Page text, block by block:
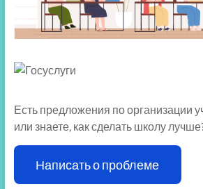
Есть предложения по организации
или знаете, как сделать школу
Написать о проблеме